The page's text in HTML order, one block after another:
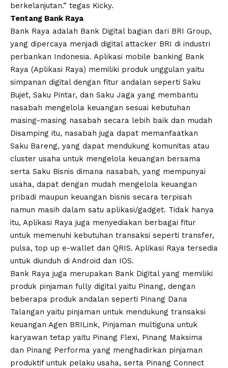
berkelanjutan.” tegas Kicky.
Tentang Bank Raya
Bank Raya adalah Bank Digital bagian dari BRI Group,
yang dipercaya menjadi digital attacker BRI di industri
perbankan Indonesia. Aplikasi mobile banking Bank
Raya (Aplikasi Raya) memiliki produk unggulan yaitu
simpanan digital dengan fitur andalan seperti Saku
Bujet, Saku Pintar, dan Saku Jaga yang membantu
nasabah mengelola keuangan sesuai kebutuhan
masing-masing nasabah secara lebih baik dan mudah
Disamping itu, nasabah juga dapat memanfaatkan
Saku Bareng, yang dapat mendukung komunitas atau
cluster usaha untuk mengelola keuangan bersama
serta Saku Bisnis dimana nasabah, yang mempunyai
usaha, dapat dengan mudah mengelola keuangan
pribadi maupun keuangan bisnis secara terpisah
namun masih dalam satu aplikasi/gadget. Tidak hanya
itu, Aplikasi Raya juga menyediakan berbagai fitur
untuk memenuhi kebutuhan transaksi seperti transfer,
pulsa, top up e-wallet dan QRIS. Aplikasi Raya tersedia
untuk diunduh di Android dan IOS.
Bank Raya juga merupakan Bank Digital yang memiliki
produk pinjaman fully digital yaitu Pinang, dengan
beberapa produk andalan seperti Pinang Dana
Talangan yaitu pinjaman untuk mendukung transaksi
keuangan Agen BRILink, Pinjaman multiguna untuk
karyawan tetap yaitu Pinang Flexi, Pinang Maksima
dan Pinang Performa yang menghadirkan pinjaman
produktif untuk pelaku usaha, serta Pinang Connect